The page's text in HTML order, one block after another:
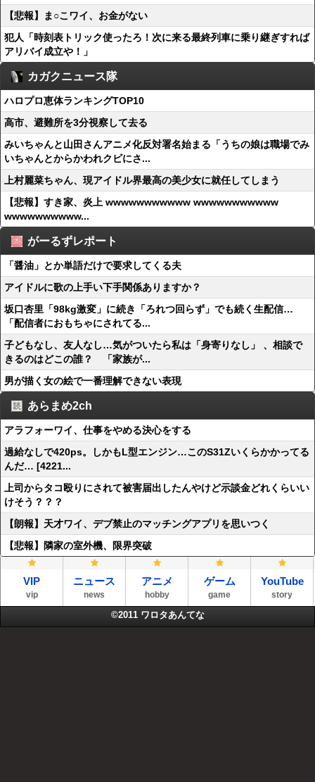
【悲報】ま○こワイ、お金がない
犯人「時刻表トリック使ったろ！次に来る最終列車に乗り継ぎすれば
アリバイ成立や！」
カガクニュース隊
ハロプロ恵体ランキングTOP10
高市、避難所を3分視察して去る
みいちゃんと山田さんアニメ化反対署名始まる「うちの娘は職場でみ
いちゃんとからかわれクビにさ...
上村麗菜ちゃん、現アイドル界最高の美少女に就任してしまう
【悲報】すき家、炎上 wwwwwwwwwww wwwwwwwwwww
wwwwwwwwww...
がーるずレポート
「醤油」とか単語だけで要求してくる夫
アイドルに歌の上手い下手関係ありますか？
坂口杏里「98kg激変」に続き「ろれつ回らず」でも続く生配信…
「配信者におもちゃにされてる...
子どもなし、友人なし…気がついたら私は「身寄りなし」 、相談で
きるのはどこの誰？ 「家族が...
男が描く女の絵で一番理解できない表現
あらまめ2ch
アラフォーワイ、仕事をやめる決心をする
過給なしで420ps。しかもL型エンジン…このS31Zいくらかかってる
んだ… [4221...
上司からタコ殴りにされて被害届出したんやけど示談金どれくらいい
けそう？？？
【朗報】天才ワイ、デブ禁止のマッチングアプリを思いつく
【悲報】隣家の室外機、限界突破
VIP
vip
ニュース
news
アニメ
hobby
ゲーム
game
YouTube
story
©2011 ワロタあんてな